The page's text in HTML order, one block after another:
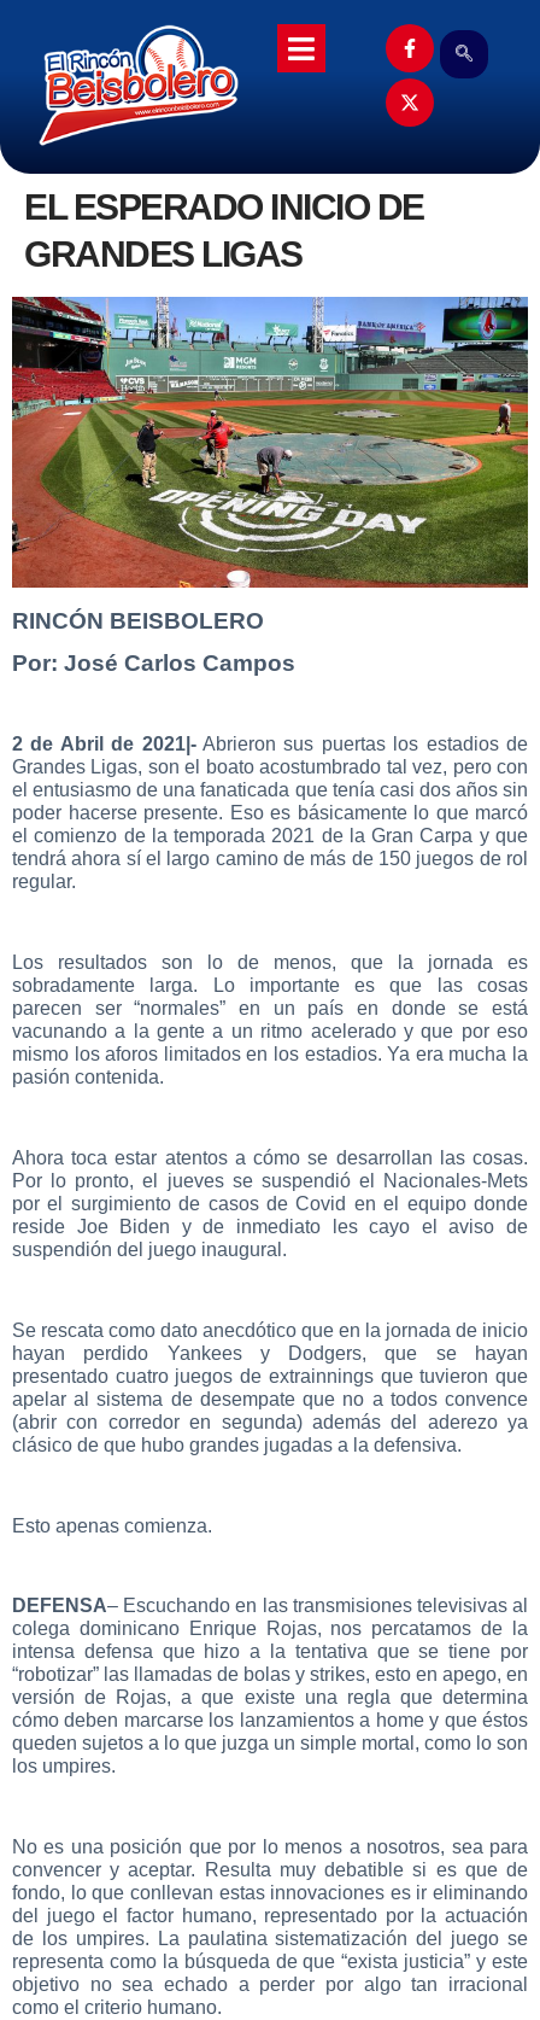
EL ESPERADO INICIO DE
GRANDES LIGAS
RINCÓN BEISBOLERO
Por: José Carlos Campos
2 de Abril de 2021|-Abrieron sus puertas los estadios de
Grandes Ligas, son el boato acostumbrado tal vez, pero con
el entusiasmo de una fanaticada que tenía casi dos años sin
poder hacerse presente. Eso es básicamente lo que marcó
el comienzo de la temporada 2021 de la Gran Carpa y que
tendrá ahora sí el largo camino de más de 150 juegos de rol
regular.
Los resultados son lo de menos, que la jornada es
sobradamente larga. Lo importante es que las cosas
parecen ser “normales” en un país en donde se está
vacunando a la gente a un ritmo acelerado y que por eso
mismo los aforos limitados en los estadios. Ya era mucha la
pasión contenida.
Ahora toca estar atentos a cómo se desarrollan las cosas.
Por lo pronto, el jueves se suspendió el Nacionales-Mets
por el surgimiento de casos de Covid en el equipo donde
reside Joe Biden y de inmediato les cayo el aviso de
suspendión del juego inaugural.
Se rescata como dato anecdótico que en la jornada de inicio
hayan perdido Yankees y Dodgers, que se hayan
presentado cuatro juegos de extrainnings que tuvieron que
apelar al sistema de desempate que no a todos convence
(abrir con corredor en segunda) además del aderezo ya
clásico de que hubo grandes jugadas a la defensiva.
Esto apenas comienza.
DEFENSA– Escuchando en las transmisiones televisivas al
colega dominicano Enrique Rojas, nos percatamos de la
intensa defensa que hizo a la tentativa que se tiene por
“robotizar” las llamadas de bolas y strikes, esto en apego, en
versión de Rojas, a que existe una regla que determina
cómo deben marcarse los lanzamientos a home y que éstos
queden sujetos a lo que juzga un simple mortal, como lo son
los umpires.
No es una posición que por lo menos a nosotros, sea para
convencer y aceptar. Resulta muy debatible si es que de
fondo, lo que conllevan estas innovaciones es ir eliminando
del juego el factor humano, representado por la actuación
de los umpires. La paulatina sistematización del juego se
representa como la búsqueda de que “exista justicia” y este
objetivo no sea echado a perder por algo tan irracional
como el criterio humano.